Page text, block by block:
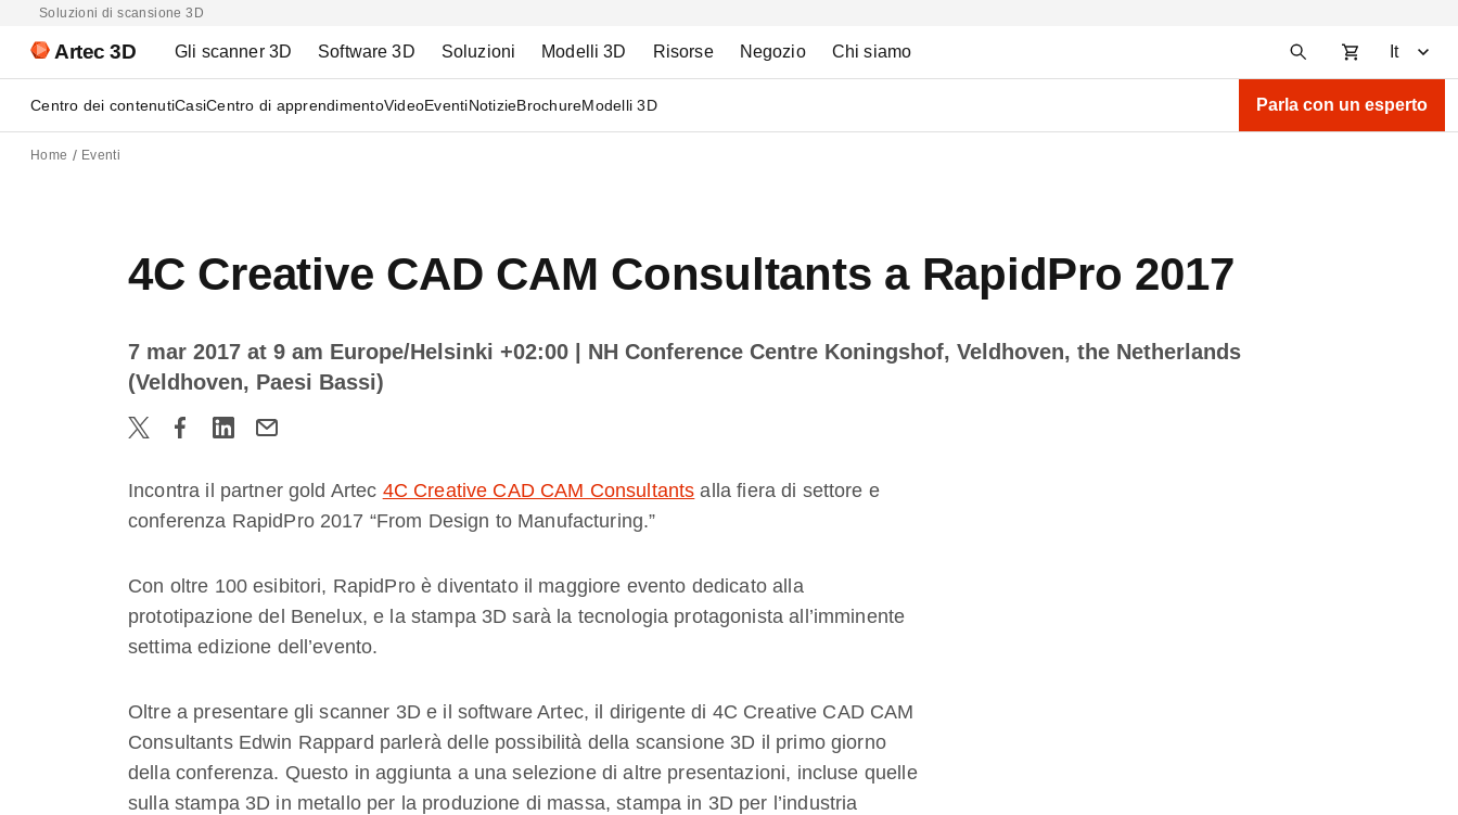
Soluzioni di scansione 3D
Artec 3D Gli scanner 3D Software 3D Soluzioni Modelli 3D Risorse Negozio Chi siamo It
Centro dei contenutiCasiCentro di apprendimentoVideoEventiNotizieBrochureModelli 3D Parla con un esperto
Home Eventi
4C Creative CAD CAM Consultants a RapidPro 2017
7 mar 2017 at 9 am Europe/Helsinki +02:00
| NH Conference Centre Koningshof, Veldhoven, the Netherlands
(Veldhoven, Paesi Bassi)
Incontra il partner gold Artec 4C Creative CAD CAM Consultants alla fiera di settore e
conferenza RapidPro 2017 “From Design to Manufacturing.”
Con oltre 100 esibitori, RapidPro è diventato il maggiore evento dedicato alla
prototipazione del Benelux, e la stampa 3D sarà la tecnologia protagonista all’imminente
settima edizione dell’evento.
Oltre a presentare gli scanner 3D e il software Artec, il dirigente di 4C Creative CAD CAM
Consultants Edwin Rappard parlerà delle possibilità della scansione 3D il primo giorno
della conferenza. Questo in aggiunta a una selezione di altre presentazioni, incluse quelle
sulla stampa 3D in metallo per la produzione di massa, stampa in 3D per l’industria